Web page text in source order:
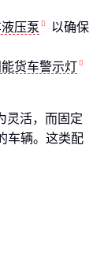
压泵
以确保
货车警示灯
灵活，而固定
车辆。这类配